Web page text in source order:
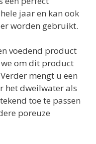
jaar en kan ook
worden gebruikt.
voedend product
om dit product
mengt u een
het dweilwater als
toe te passen
poreuze